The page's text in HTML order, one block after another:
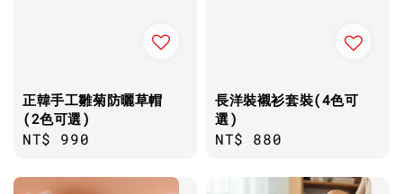
正韓手工雛菊防曬草帽
(2色可選)
Regular
NT$ 990
長洋裝襯衫套裝(4色可
選)
Regular
NT$ 880